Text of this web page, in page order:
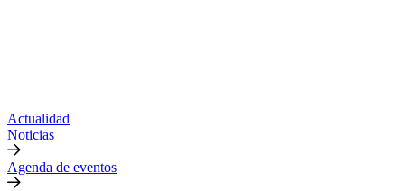
Actualidad
Noticias
Agenda de eventos